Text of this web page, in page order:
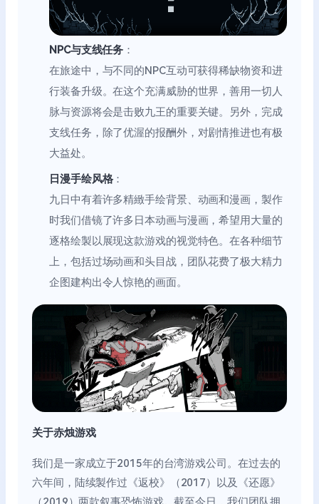
NPC与支线任务 ：
在旅途中，与不同的NPC互动可获得稀缺物资和进
行装备升级。在这个充满威胁的世界，善用一切人
脉与资源将会是击败九王的重要关键。另外，完成
支线任务，除了优渥的报酬外，对剧情推进也有极
大益处。
日漫手绘风格：
九日中有着许多精緻手绘背景、动画和漫画，製作
时我们借镜了许多日本动画与漫画，希望用大量的
逐格绘製以展现这款游戏的视觉特色。在各种细节
上，包括过场动画和头目战，团队花费了极大精力
企图建构出令人惊艳的画面。
关于赤烛游戏
我们是一家成立于2015年的台湾游戏公司。在过去的
六年间，陆续製作过《返校》（2017）以及《还愿》